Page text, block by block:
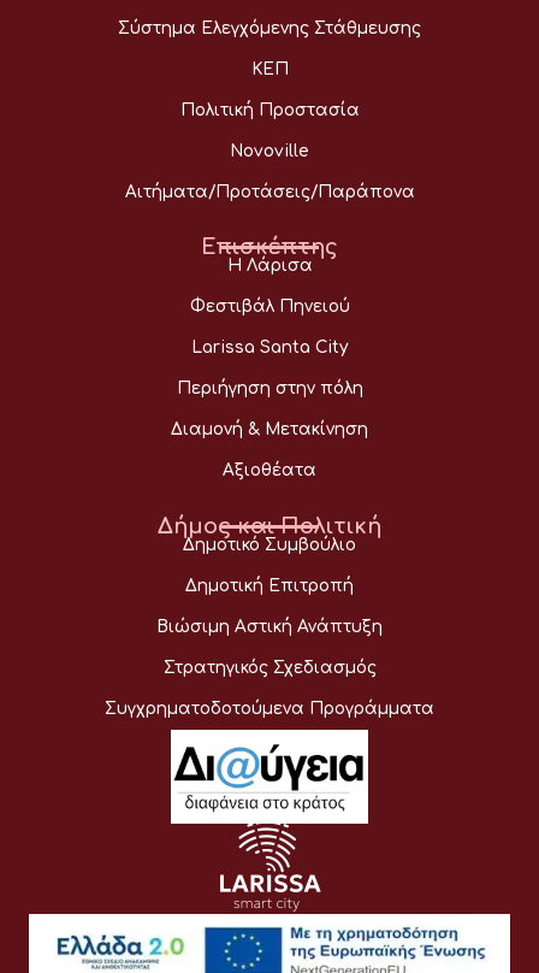
Σύστημα Ελεγχόμενης Στάθμευσης
ΚΕΠ
Πολιτική Προστασία
Novoville
Αιτήματα/Προτάσεις/Παράπονα
Επισκέπτης
Η Λάρισα
Φεστιβάλ Πηνειού
Larissa Santa City
Περιήγηση στην πόλη
Διαμονή & Μετακίνηση
Αξιοθέατα
Δήμος και Πολιτική
Δημοτικό Συμβούλιο
Δημοτική Επιτροπή
Βιώσιμη Αστική Ανάπτυξη
Στρατηγικός Σχεδιασμός
Συγχρηματοδοτούμενα Προγράμματα